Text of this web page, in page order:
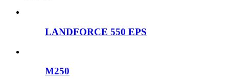
LANDFORCE 550 EPS
M250